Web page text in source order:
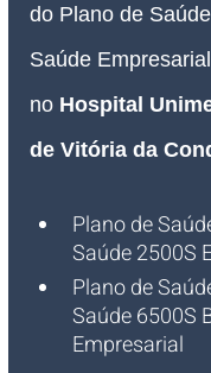
do Plano de
Saúde
no Hospital
de Vitória da
Plano de
Saúde 2500S
Plano de
Saúde 6500S
Empresarial